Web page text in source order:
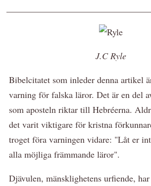
J.C Ryle
Bibelcitatet som inleder denna artikel
varning för falska läror. Det är en del
som aposteln riktar till Hebréerna.
det varit viktigare för kristna
troget föra varningen vidare: "Låt er
alla möjliga främmande läror".
Djävulen, mänsklighetens urfiende,